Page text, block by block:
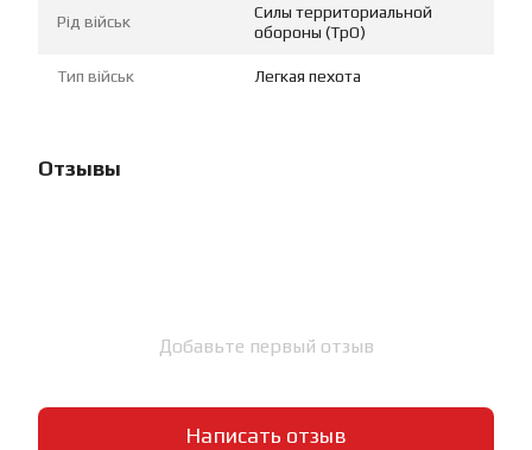
Рід військ
Силы территориальной
обороны (ТрО)
Тип військ Легкая пехота
Отзывы
Добавьте первый отзыв
Написать отзыв